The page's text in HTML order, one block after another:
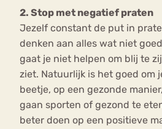
2. Stop met negatief praten
Jezelf constant de put in
denken aan alles wat niet
gaat je niet helpen om blij te
ziet. Natuurlijk is het goed om
beetje, op een gezonde
gaan sporten of gezond te
beter doen op een positieve